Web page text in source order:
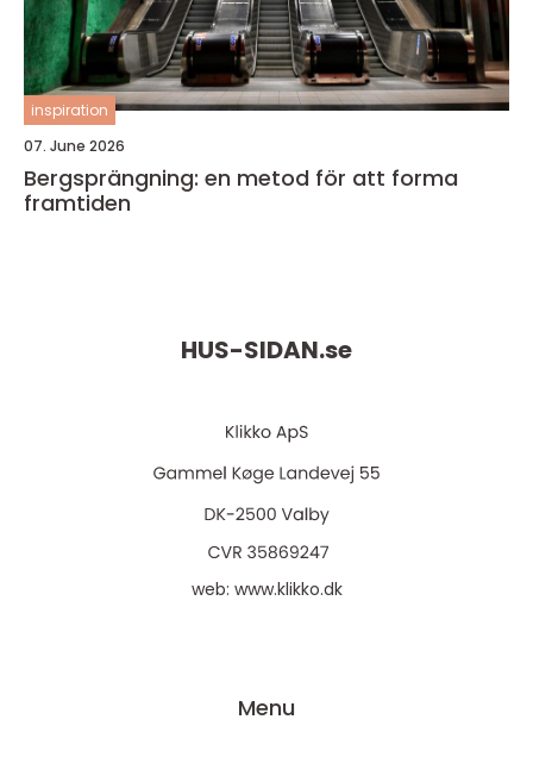
inspiration
07. June 2026
Bergsprängning: en metod för att forma
framtiden
HUS-SIDAN.se
web: www.klikko.dk
Menu